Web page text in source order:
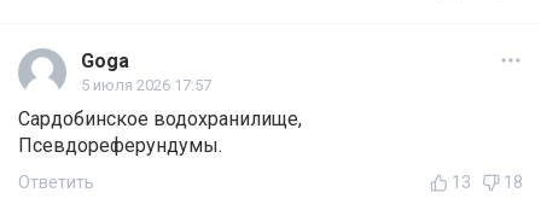
Goga
5 июля 2026 17:57
Сардобинское водохранилище,
Псевдореферундумы.
Ответить 13 18